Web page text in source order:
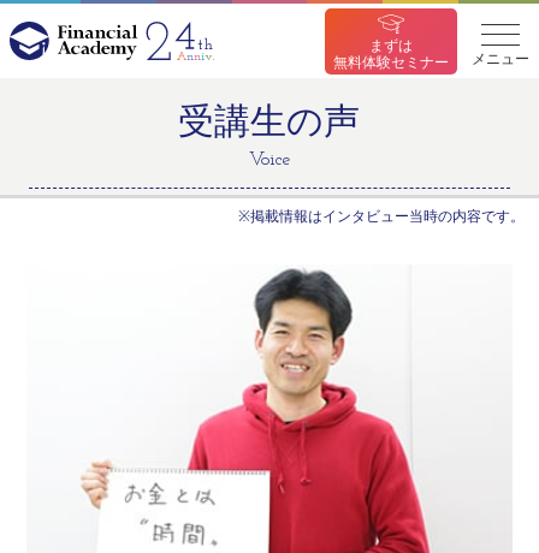
まずは
無料体験セミナー
メニュー
受講生の声
Voice
※掲載情報はインタビュー当時の内容です。